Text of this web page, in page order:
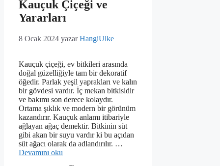
Kauçuk Çiçeği ve
Yararları
8 Ocak 2024 yazarHangiUlke
Kauçuk çiçeği, ev bitkileri arasında
doğal güzelliğiyle tam bir dekoratif
öğedir. Parlak yeşil yaprakları ve kalın
bir gövdesi vardır. İç mekan bitkisidir
ve bakımı son derece kolaydır.
Ortama şıklık ve modern bir görünüm
kazandırır. Kauçuk anlamı itibariyle
ağlayan ağaç demektir. Bitkinin süt
gibi akan bir suyu vardır ki bu açıdan
süt ağacı olarak da adlandırılır. …
Devamını oku